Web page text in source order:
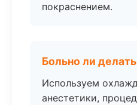
покраснением.
Больно ли
Используем
анестетики,